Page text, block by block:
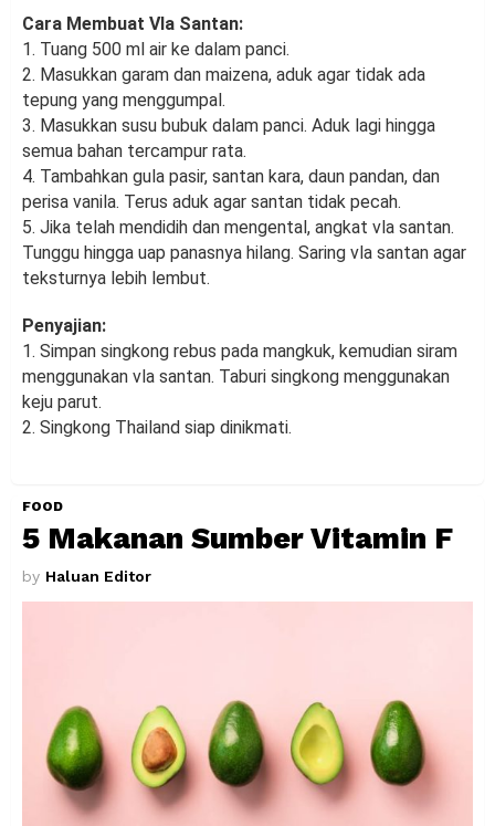
Cara Membuat Vla Santan:
1. Tuang 500 ml air ke dalam panci.
2. Masukkan garam dan maizena, aduk agar tidak ada
tepung yang menggumpal.
3. Masukkan susu bubuk dalam panci. Aduk lagi hingga
semua bahan tercampur rata.
4. Tambahkan gula pasir, santan kara, daun pandan, dan
perisa vanila. Terus aduk agar santan tidak pecah.
5. Jika telah mendidih dan mengental, angkat vla santan.
Tunggu hingga uap panasnya hilang. Saring vla santan agar
teksturnya lebih lembut.
Penyajian:
1. Simpan singkong rebus pada mangkuk, kemudian siram
menggunakan vla santan. Taburi singkong menggunakan
keju parut.
2. Singkong Thailand siap dinikmati.
FOOD
5 Makanan Sumber Vitamin F
by Haluan Editor